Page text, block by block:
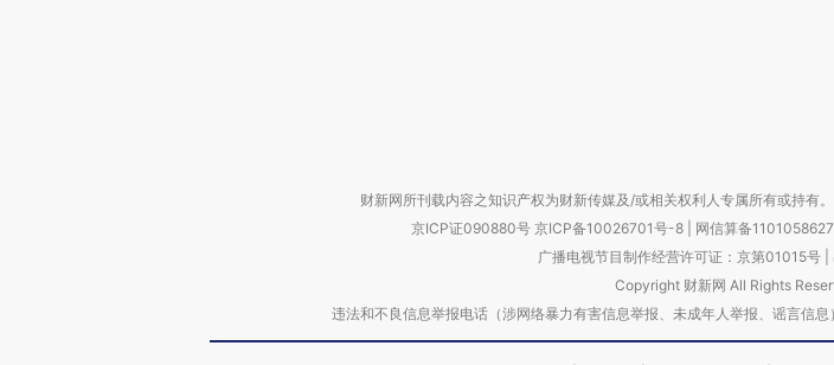
财新网所刊载内容之知识产权为财新传媒及/或相关权利人专属所有或持有
京ICP证090880号 京ICP备10026701号-8 网信算备
广播电视节目制作经营许可证：京第01015号|
Copyright 财新网 All Rights
违法和不良信息举报电话（涉网络暴力有害信息举报、未成年人举报、谣言